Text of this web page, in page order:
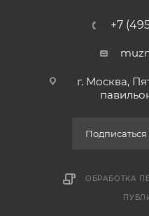
+7
г. Москва,
ОБРАБОТКА